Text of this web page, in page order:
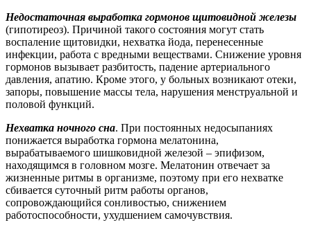
Недостаточная выработка гормонов щитовидной железы
(гипотиреоз). Причиной такого состояния могут стать
воспаление щитовидки, нехватка йода, перенесенные
инфекции, работа с вредными веществами. Снижение уровня
гормонов вызывает разбитость, падение артериального
давления, апатию. Кроме этого, у больных возникают отеки,
запоры, повышение массы тела, нарушения менструальной и
половой функций.
Нехватка ночного сна. При постоянных недосыпаниях
понижается выработка гормона мелатонина,
вырабатываемого шишковидной железой – эпифизом,
находящимся в головном мозге. Мелатонин отвечает за
жизненные ритмы в организме, поэтому при его нехватке
сбивается суточный ритм работы органов,
сопровождающийся сонливостью, снижением
работоспособности, ухудшением самочувствия.